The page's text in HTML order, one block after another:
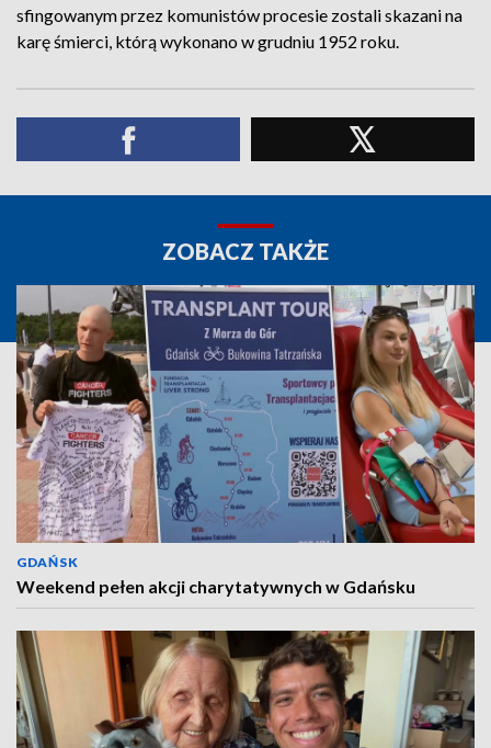
sfingowanym przez komunistów procesie zostali skazani na
karę śmierci, którą wykonano w grudniu 1952 roku.
ZOBACZ TAKŻE
GDAŃSK
Weekend pełen akcji charytatywnych w Gdańsku